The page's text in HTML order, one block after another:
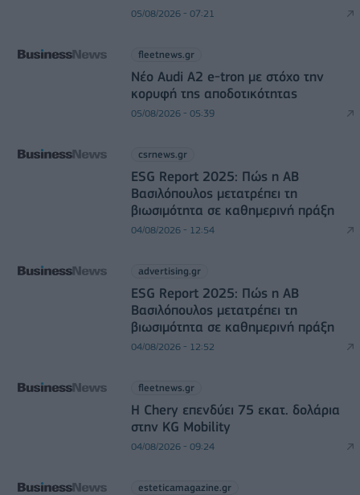
05/08/2026 - 07:21
fleetnews.gr
Νέο Audi A2 e-tron με στόχο την
κορυφή της αποδοτικότητας
05/08/2026 - 05:39
csrnews.gr
ESG Report 2025: Πώς η ΑΒ
Βασιλόπουλος μετατρέπει τη
βιωσιμότητα σε καθημερινή πράξη
04/08/2026 - 12:54
advertising.gr
ESG Report 2025: Πώς η ΑΒ
Βασιλόπουλος μετατρέπει τη
βιωσιμότητα σε καθημερινή πράξη
04/08/2026 - 12:52
fleetnews.gr
Η Chery επενδύει 75 εκατ. δολάρια
στην KG Mobility
04/08/2026 - 09:24
esteticamagazine.gr